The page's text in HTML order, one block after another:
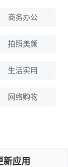
商务办公
拍照美颜
生活实用
网络购物
新应用